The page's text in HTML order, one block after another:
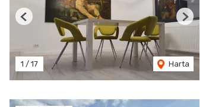
1 / 17 Harta
Previous Next